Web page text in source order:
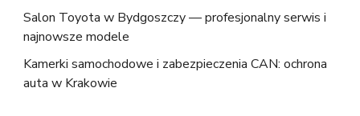
Salon Toyota w Bydgoszczy — profesjonalny serwis i
najnowsze modele
Kamerki samochodowe i zabezpieczenia CAN: ochrona
auta w Krakowie